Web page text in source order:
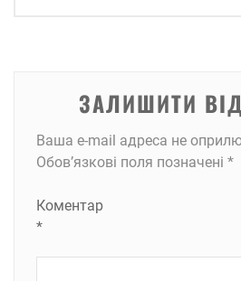
ЗАЛИШИТИ
Ваша e-mail адреса не
Обов’язкові поля позначені *
Коментар
*